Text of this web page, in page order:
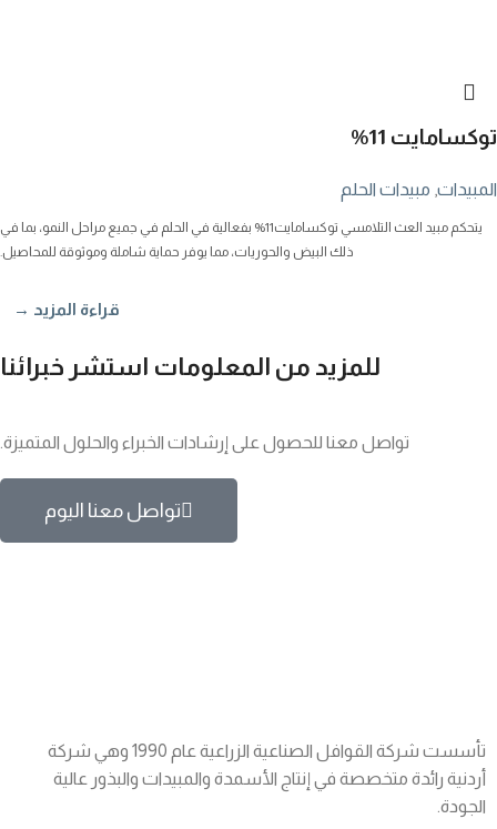
توكسامايت 11%
المبيدات مبيدات الحلم
يتحكم مبيد العث التلامسي توكسامايت11% بفعالية في الحلم في جميع مراحل النمو، بما في
ذلك البيض والحوريات، مما يوفر حماية شاملة وموثوقة للمحاصيل.
قراءة المزيد →
للمزيد من المعلومات استشر خبرائنا
تواصل معنا للحصول على إرشادات الخبراء والحلول المتميزة.
تواصل معنا اليوم
تأسست شركة القوافل الصناعية الزراعية عام 1990 وهي شركة
أردنية رائدة متخصصة في إنتاج الأسمدة والمبيدات والبذور عالية
الجودة.